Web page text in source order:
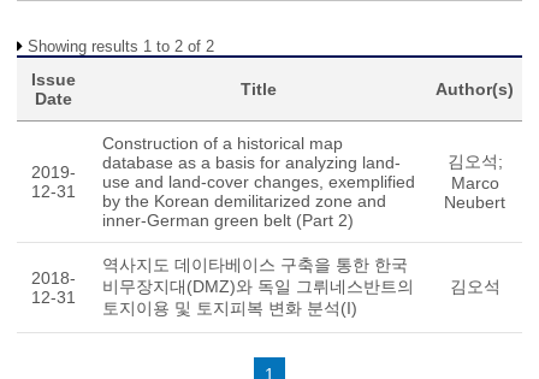
Showing results 1 to 2 of 2
Issue
Date
Title Author(s)
2019-
12-31
Construction of a historical map
database as a basis for analyzing land-
use and land-cover changes, exemplified
by the Korean demilitarized zone and
inner-German green belt (Part 2)
김오석;
Marco
Neubert
2018-
12-31
역사지도 데이타베이스 구축을 통한 한국
비무장지대(DMZ)와 독일 그뤼네스반트의
토지이용 및 토지피복 변화 분석(I)
김오석
1